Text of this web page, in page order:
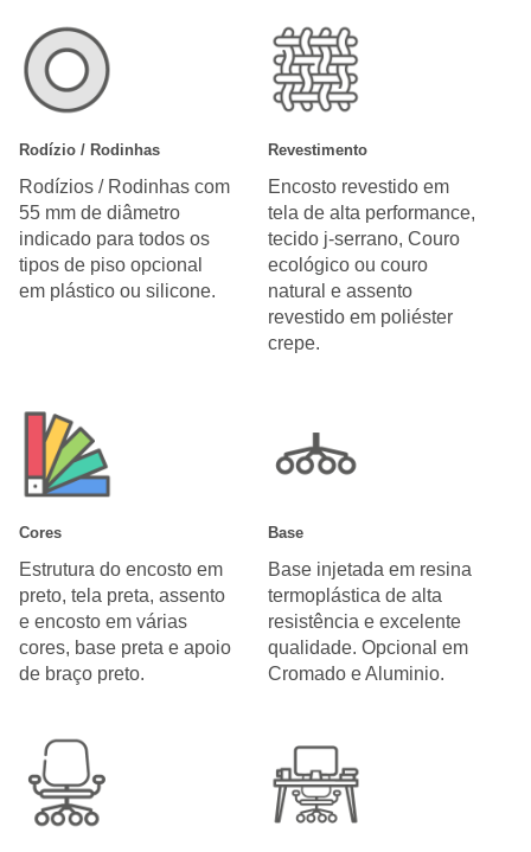
Rodízio / Rodinhas
Rodízios / Rodinhas com
55 mm de diâmetro
indicado para todos os
tipos de piso opcional
em plástico ou silicone.
Revestimento
Encosto revestido em
tela de alta performance,
tecido j-serrano, Couro
ecológico ou couro
natural e assento
revestido em poliéster
crepe.
Cores
Estrutura do encosto em
preto, tela preta, assento
e encosto em várias
cores, base preta e apoio
de braço preto.
Base
Base injetada em resina
termoplástica de alta
resistência e excelente
qualidade. Opcional em
Cromado e Aluminio.